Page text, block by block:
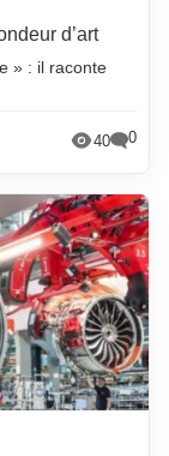
d’art
» : il raconte
40 0